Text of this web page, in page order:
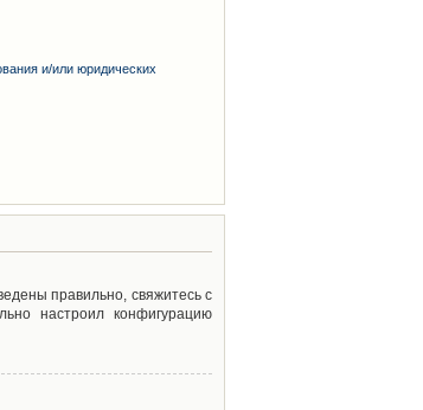
и/или юридических
правильно, свяжитесь с
настроил конфигурацию